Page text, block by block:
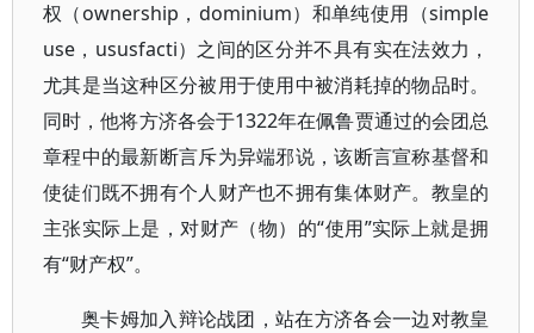
权（ownership，dominium）和单纯使用（simple
use，ususfacti）之间的区分并不具有实在法效力，
尤其是当这种区分被用于使用中被消耗掉的物品时。
同时，他将方济各会于1322年在佩鲁贾通过的会团总
章程中的最新断言斥为异端邪说，该断言宣称基督和
使徒们既不拥有个人财产也不拥有集体财产。教皇的
主张实际上是，对财产（物）的“使用”实际上就是拥
有“财产权”。
奥卡姆加入辩论战团，站在方济各会一边对教皇